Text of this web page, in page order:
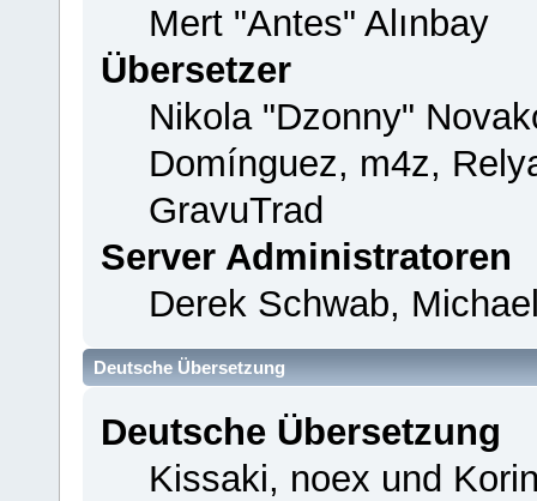
Mert "Antes" Alınbay
Übersetzer
Nikola "Dzonny"
Domínguez, m4z,
GravuTrad
Server Administratoren
Derek Schwab,
Deutsche Übersetzung
Deutsche Übersetzung
Kissaki, noex und